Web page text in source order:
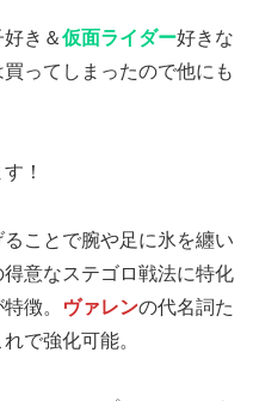
き＆仮面ライダー好きな
買ってしまったので他にも
！
ことで腕や足に氷を纏い
得意なステゴロ戦法に特化
徴。 ヴァレンの代名詞た
で強化可能。